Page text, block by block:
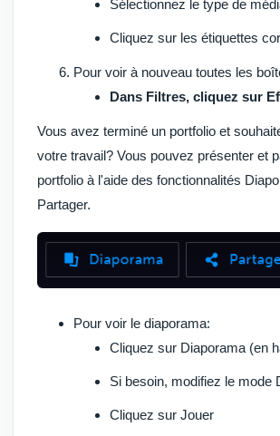
Sélectionnez le type de
Cliquez sur les étiquettes
Pour voir à nouveau toutes les
Dans Filtres, cliquez sur
Vous avez terminé un portfolio et
votre travail? Vous pouvez présenter et
portfolio à l'aide des fonctionnalités
Partager.
Pour voir le diaporama:
Cliquez sur Diaporama (en
Si besoin, modifiez le mode
Cliquez sur Jouer